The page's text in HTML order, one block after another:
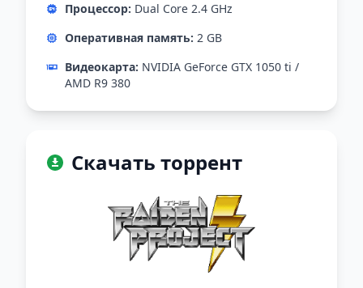
Процессор: Dual Core 2.4 GHz
Оперативная память: 2 GB
Видеокарта: NVIDIA GeForce GTX 1050 ti /
AMD R9 380
Скачать торрент